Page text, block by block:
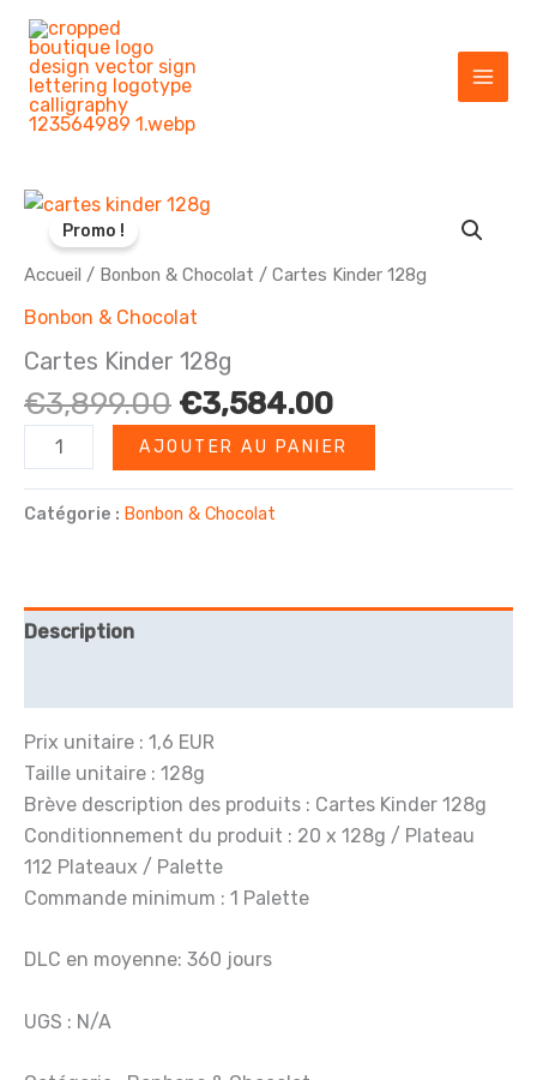
Aller
contenu
Promo !
Accueil / Bonbon & Chocolat / Cartes Kinder 128g
Bonbon & Chocolat
Cartes Kinder 128g
€3,899.00 Le
prix
initial
était :
€3,899.00.
€3,584.00Le
prix
actuel
est :
quantité
de
Cartes
Kinder
AJOUTER AU PANIER
Catégorie : Bonbon & Chocolat
Description
Prix unitaire : 1,6 EUR
Taille unitaire : 128g
Brève description des produits : Cartes Kinder 128g
Conditionnement du produit : 20 x 128g / Plateau
112 Plateaux / Palette
Commande minimum : 1 Palette
DLC en moyenne: 360 jours
UGS : N/A